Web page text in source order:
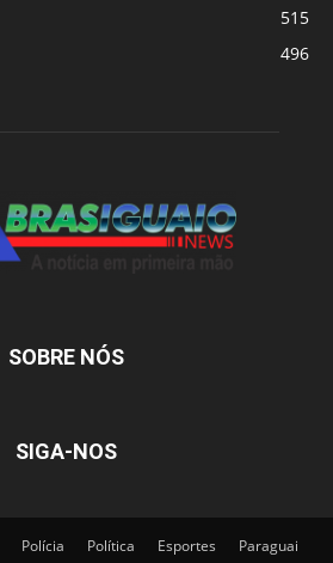
515
496
SOBRE NÓS
SIGA-NOS
Polícia Política Esportes Paraguai